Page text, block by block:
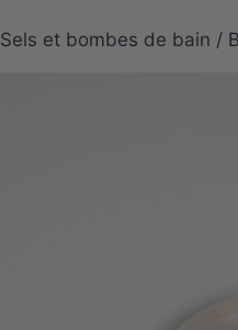
Sels et bombes de bain /